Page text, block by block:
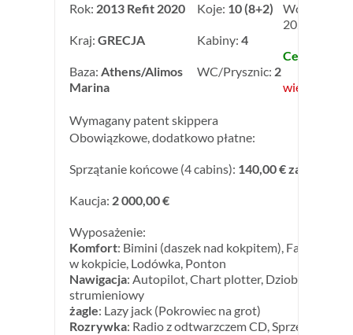
Rok: 2013 Refit 2020
Kraj: GRECJA
Baza: Athens/Alimos
Marina
Koje: 10 (8+2)
Kabiny: 4
WC/Prysznic: 2
Wczesna
2022: -
Cena: 2
więcej
Wymagany patent skippera
Obowiązkowe, dodatkowo płatne:
Sprzątanie końcowe (4 cabins): 140,00 € za jacht
Kaucja: 2 000,00 €
Wyposażenie:
Komfort: Bimini (daszek nad kokpitem), Falownik,
w kokpicie, Lodówka, Ponton
Nawigacja: Autopilot, Chart plotter, Dziobowy ster
strumieniowy
żagle: Lazy jack (Pokrowiec na grot)
Rozrywka: Radio z odtwarzczem CD, Sprzęt do